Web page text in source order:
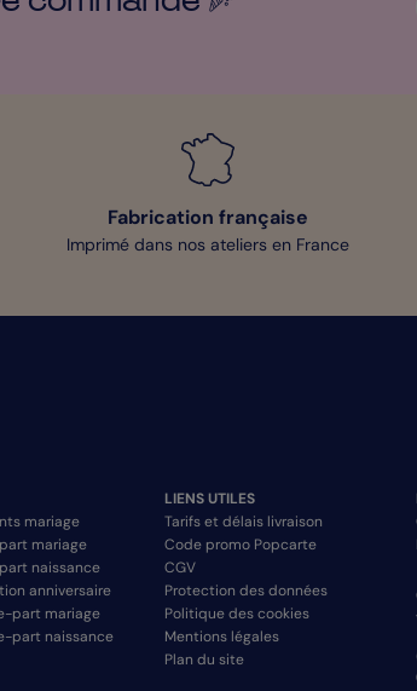
Fabrication française
Imprimé dans nos ateliers en France
mariage
mariage
naissance
anniversaire
part mariage
part naissance
LIENS UTILES
Tarifs et délais livraison
Code promo Popcarte
CGV
Protection des données
Politique des cookies
Mentions légales
Plan du site